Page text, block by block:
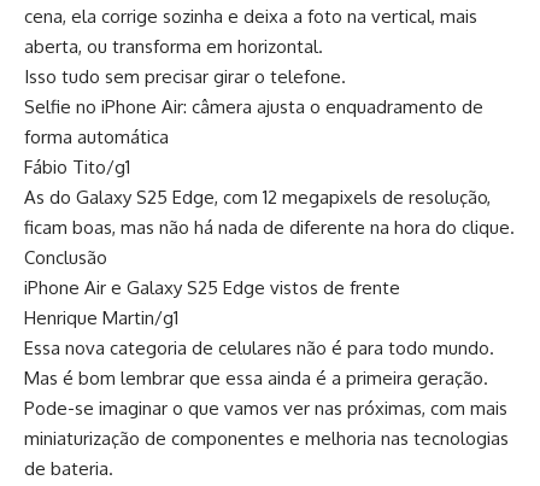
cena, ela corrige sozinha e deixa a foto na vertical, mais
aberta, ou transforma em horizontal.
Isso tudo sem precisar girar o telefone.
Selfie no iPhone Air: câmera ajusta o enquadramento de
forma automática
Fábio Tito/g1
As do Galaxy S25 Edge, com 12 megapixels de resolução,
ficam boas, mas não há nada de diferente na hora do clique.
Conclusão
iPhone Air e Galaxy S25 Edge vistos de frente
Henrique Martin/g1
Essa nova categoria de celulares não é para todo mundo.
Mas é bom lembrar que essa ainda é a primeira geração.
Pode-se imaginar o que vamos ver nas próximas, com mais
miniaturização de componentes e melhoria nas tecnologias
de bateria.